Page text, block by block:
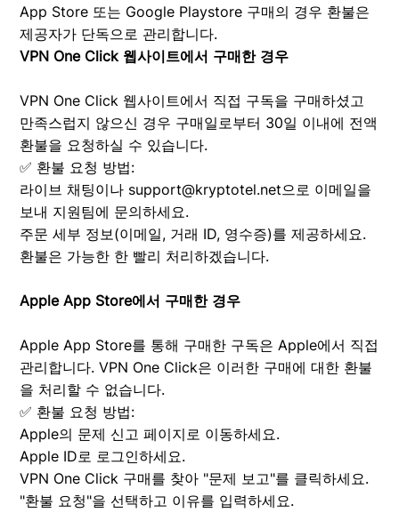
App Store 또는 Google Playstore 구매의 경우 환불은
제공자가 단독으로 관리합니다.
VPN One Click 웹사이트에서 구매한 경우
VPN One Click 웹사이트에서 직접 구독을 구매하셨고
만족스럽지 않으신 경우 구매일로부터 30일 이내에 전액
환불을 요청하실 수 있습니다.
✅ 환불 요청 방법:
라이브 채팅이나 support@kryptotel.net으로 이메일을
보내 지원팀에 문의하세요.
주문 세부 정보(이메일, 거래 ID, 영수증)를 제공하세요.
환불은 가능한 한 빨리 처리하겠습니다.
Apple App Store에서 구매한 경우
Apple App Store를 통해 구매한 구독은 Apple에서 직접
관리합니다. VPN One Click은 이러한 구매에 대한 환불
을 처리할 수 없습니다.
✅ 환불 요청 방법:
Apple의 문제 신고 페이지로 이동하세요.
Apple ID로 로그인하세요.
VPN One Click 구매를 찾아 "문제 보고"를 클릭하세요.
"환불 요청"을 선택하고 이유를 입력하세요.